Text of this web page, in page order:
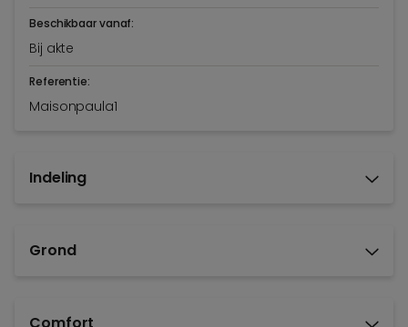
Beschikbaar vanaf:
Bij akte
Referentie:
Maisonpaula1
Indeling
Grond
Comfort